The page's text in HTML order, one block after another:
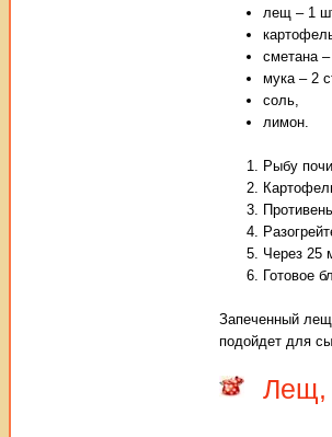
лещ – 1
сметана
мука – 2
соль,
лимон.
Рыбу
Через 25
Готовое
Запеченный лещ
подойдет для
Лещ,